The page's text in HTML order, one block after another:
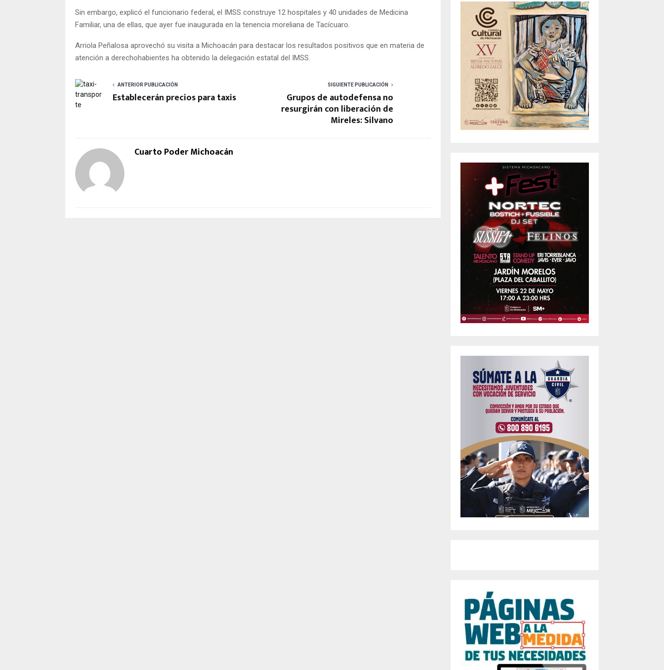
Sin embargo, explicó el funcionario federal, el IMSS construye 12 hospitales y 40 unidades de Medicina
Familiar, una de ellas, que ayer fue inaugurada en la tenencia moreliana de Tacícuaro.
Arriola Peñalosa aprovechó su visita a Michoacán para destacar los resultados positivos que en materia de
atención a derechohabientes ha obtenido la delegación estatal del IMSS.
ANTERIOR PUBLICACIÓN
Establecerán precios para taxis
SIGUIENTE PUBLICACIÓN
Grupos de autodefensa no
resurgirán con liberación de
Mireles: Silvano
Cuarto Poder Michoacán